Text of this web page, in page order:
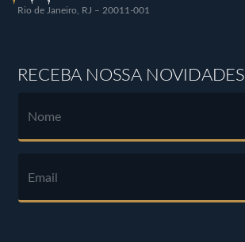
Rio de Janeiro, RJ – 20011-001
RECEBA NOSSA NOVIDADES